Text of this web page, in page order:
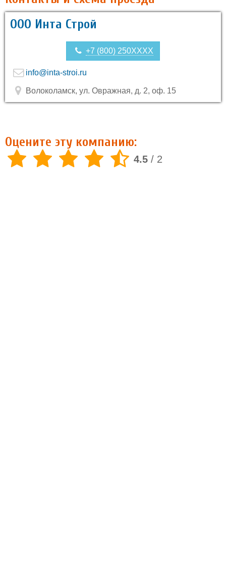
ООО Инта Строй
+7 (800) 250XXXX
info@inta-stroi.ru
Волоколамск, ул. Овражная, д. 2, оф. 15
Оцените эту компанию:
4.5 / 2